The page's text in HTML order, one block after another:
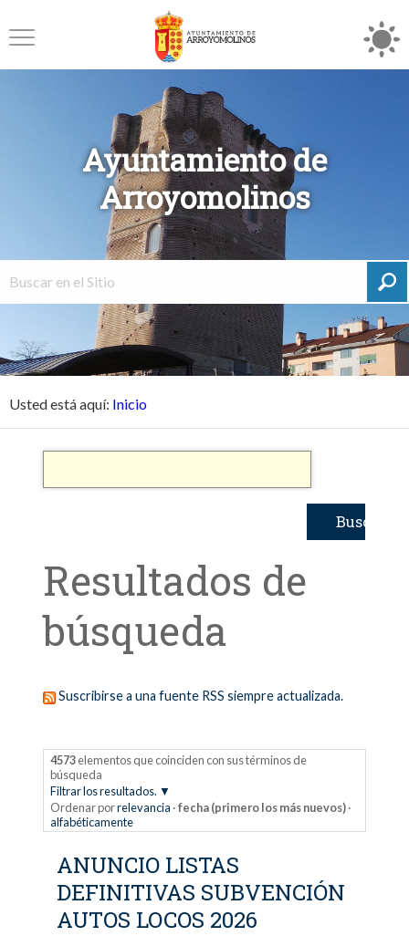
Ayuntamiento de
Arroyomolinos
Usted está aquí: Inicio
Resultados de
búsqueda
Suscribirse a una fuente RSS siempre actualizada.
4573elementos que coinciden con sus términos de
búsqueda
Filtrar los resultados.
Ordenar porrelevancia ·fecha (primero los más nuevos) ·
alfabéticamente
ANUNCIO LISTAS
DEFINITIVAS SUBVENCIÓN
AUTOS LOCOS 2026